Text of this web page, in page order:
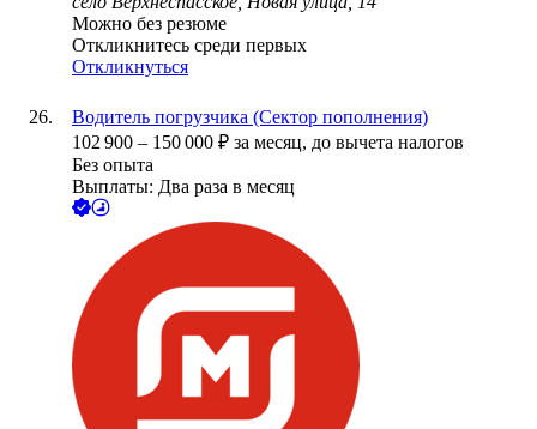
Можно без резюме
Откликнитесь среди первых
Откликнуться
Водитель погрузчика (Сектор пополнения)
102 900 – 150 000 ₽ за месяц, до вычета налогов
Без опыта
Выплаты: Два раза в месяц